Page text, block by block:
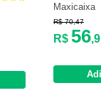
Maxicaixa
R$ 70,47
R$ 56